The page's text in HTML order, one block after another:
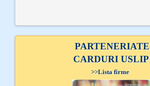
PARTENERIATE
CARDURI USLIP
>>Lista firme